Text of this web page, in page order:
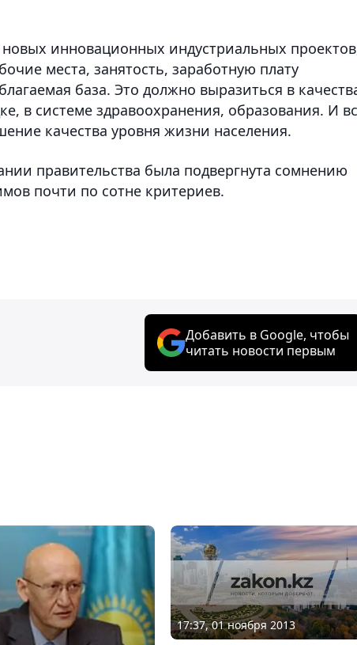
инновационных индустриальных
места, занятость, заработную плату
база. Это должно выразиться в
в системе здравоохранения, образования. И
качества уровня жизни населения.
правительства была подвергнута сомнению
почти по сотне критериев.
Добавить в Google, чтобы
читать новости первым
17:37, 01 ноября 2013